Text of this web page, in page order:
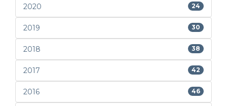
2020 24
2019 30
2018 38
2017 42
2016 46